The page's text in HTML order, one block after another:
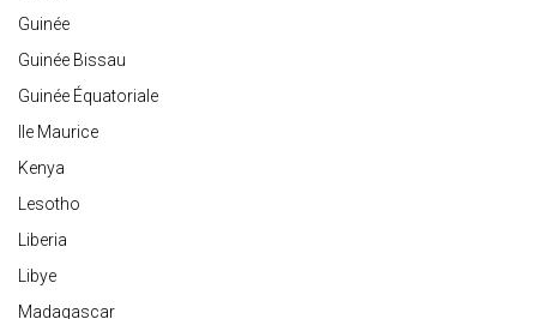
Guinée
Guinée Bissau
Guinée Équatoriale
Ile Maurice
Kenya
Lesotho
Liberia
Libye
Madagascar